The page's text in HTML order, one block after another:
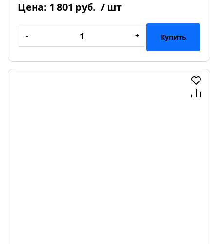
Цена: 1 801 руб. / шт
- + Купить